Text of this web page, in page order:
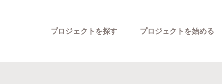
プロジェクトを探す プロジェクトを始める